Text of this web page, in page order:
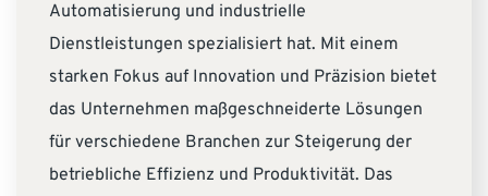
Automatisierung und industrielle
Dienstleistungen spezialisiert hat. Mit einem
starken Fokus auf Innovation und Präzision bietet
das Unternehmen maßgeschneiderte Lösungen
für verschiedene Branchen zur Steigerung der
betriebliche Effizienz und Produktivität. Das